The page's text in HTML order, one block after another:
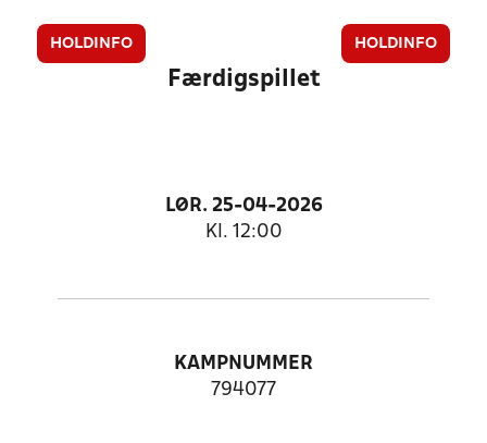
HOLDINFO HOLDINFO
Færdigspillet
LØR. 25-04-2026
Kl. 12:00
KAMPNUMMER
794077